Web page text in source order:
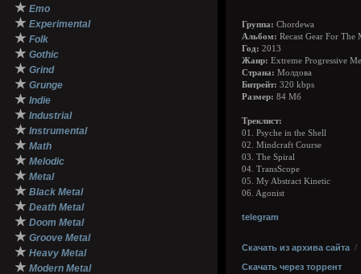
★ Emo
★ Experimental
★ Folk
★ Gothic
★ Grind
★ Grunge
★ Indie
★ Industrial
★ Instrumental
★ Math
★ Melodic
★ Metal
★ Black Metal
★ Death Metal
★ Doom Metal
★ Groove Metal
★ Heavy Metal
★ Modern Metal
Группа: Chordewa
Альбом: Recast Gear For The
Год: 2013
Жанр: Extreme Progressive
Страна: Молдова
Битрейт: 320 kbps
Размер: 84 Мб
Треклист:
01. Psyche in the Shell
02. Mindcraft Course
03. The Spiral
04. TransScope
05. My Abstract Kinetic
06. Agonist
telegram
Скачать из архива сайта /
Скачать через торрент